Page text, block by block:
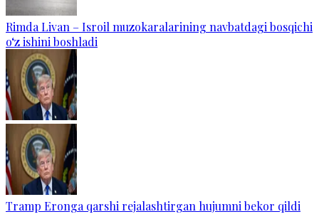
Rimda Livan – Isroil muzokaralarining navbatdagi bosqichi
o‘z ishini boshladi
Tramp Eronga qarshi rejalashtirgan hujumni bekor qildi